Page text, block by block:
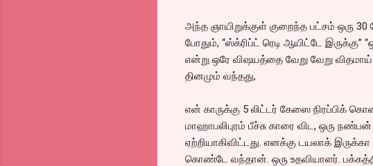
அந்த ஞாயிறுக்குள் குறைந்த பட்சம் ஒரு
போதும், “ஸ்க்ரிப்ட் ரெடி ஆயிட்டே இருக்கு”
என்று ஒரே விஷயத்தை வேறு வேறு
தினமும் வந்தது,
என் காருக்கு 5 லிட்டர் கேஸை நிரப்பிக்
மாஹாபலிபுரம் பீச்சு காரை விட, ஒரு
ஏற்றியாகிவிட்டது. எனக்கு டயலாக் இருக்கா
கொண்டே வந்தான். ஒரு உதவியாளர்.